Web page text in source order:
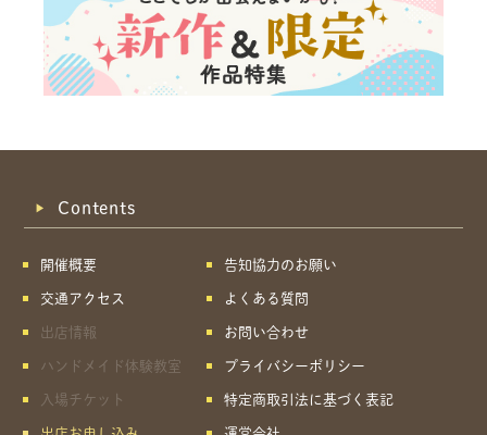
共有方法を選択
Contents
開催概要
交通アクセス
出店情報
ハンドメイド体験教室
入場チケット
告知協力のお願い
よくある質問
お問い合わせ
プライバシーポリシー
特定商取引法に基づく表記